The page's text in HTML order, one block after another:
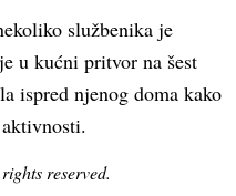
službenika je
u kućni pritvor na šest
ispred njenog doma kako
reserved.